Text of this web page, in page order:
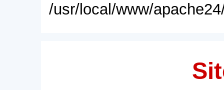
/usr/local/www/